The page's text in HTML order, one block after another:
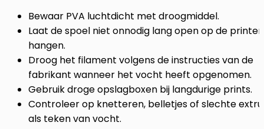
Bewaar PVA luchtdicht met droogmiddel.
Laat de spoel niet onnodig lang open op de printer
hangen.
Droog het filament volgens de instructies van de
fabrikant wanneer het vocht heeft opgenomen.
Gebruik droge opslagboxen bij langdurige prints.
Controleer op knetteren, belletjes of slechte
als teken van vocht.